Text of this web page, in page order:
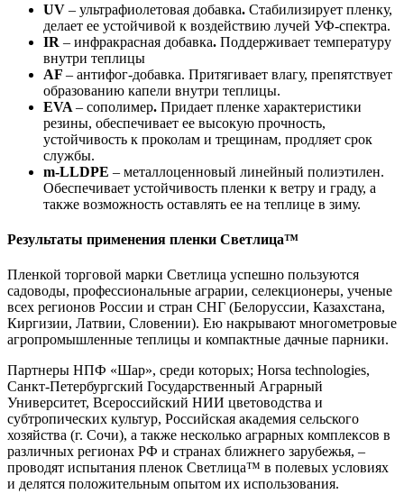
UV – ультрафиолетовая добавка. Стабилизирует пленку,
делает ее устойчивой к воздействию лучей УФ-спектра.
IR – инфракрасная добавка. Поддерживает температуру
внутри теплицы
AF – антифог-добавка. Притягивает влагу, препятствует
образованию капели внутри теплицы.
EVA – сополимер. Придает пленке характеристики
резины, обеспечивает ее высокую прочность,
устойчивость к проколам и трещинам, продляет срок
службы.
m-LLDPE – металлоценновый линейный полиэтилен.
Обеспечивает устойчивость пленки к ветру и граду, а
также возможность оставлять ее на теплице в зиму.
Результаты применения пленки Светлица™
Пленкой торговой марки Светлица успешно пользуются
садоводы, профессиональные аграрии, селекционеры, ученые
всех регионов России и стран СНГ (Белоруссии, Казахстана,
Киргизии, Латвии, Словении). Ею накрывают многометровые
агропромышленные теплицы и компактные дачные парники.
Партнеры НПФ «Шар», среди которых; Horsа technologies,
Санкт-Петербургский Государственный Аграрный
Университет, Всероссийский НИИ цветоводства и
субтропических культур, Российская академия сельского
хозяйства (г. Сочи), а также несколько аграрных комплексов в
различных регионах РФ и странах ближнего зарубежья, –
проводят испытания пленок Светлица™ в полевых условиях
и делятся положительным опытом их использования.